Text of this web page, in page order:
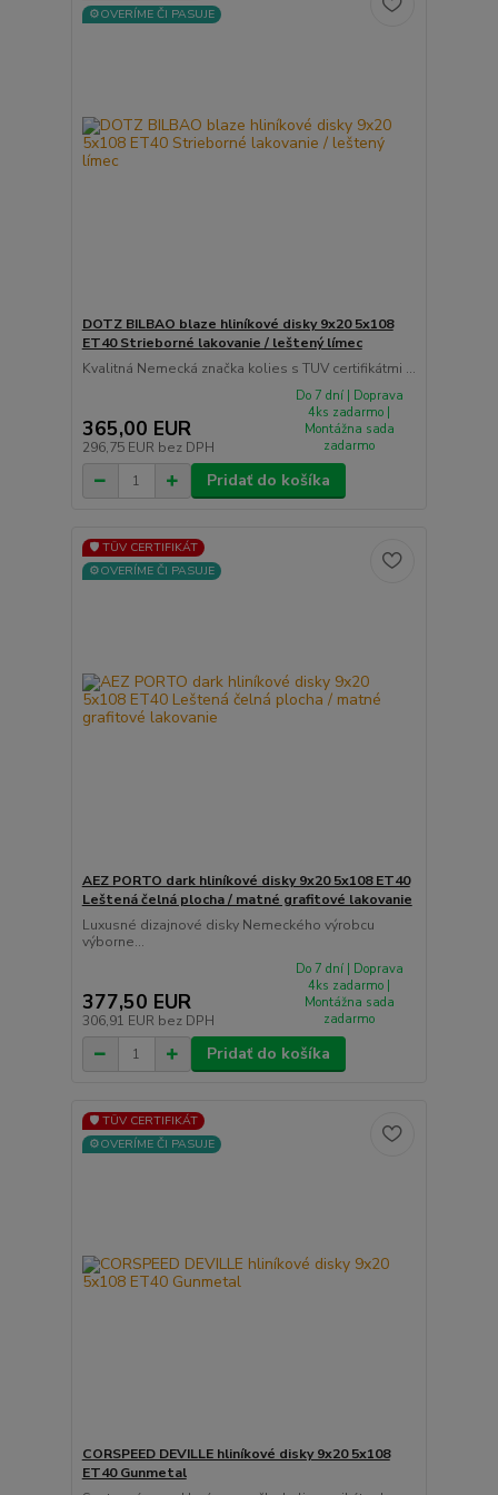
⚙️OVERÍME ČI PASUJE
DOTZ BILBAO blaze hliníkové disky 9x20 5x108
ET40 Strieborné lakovanie / leštený límec
Kvalitná Nemecká značka kolies s TUV certifikátmi ...
365,00 EUR
296,75 EUR bez DPH
Do 7 dní | Doprava
4ks zadarmo |
Montážna sada
zadarmo
Pridať do košíka
🛡️ TÜV CERTIFIKÁT
⚙️OVERÍME ČI PASUJE
AEZ PORTO dark hliníkové disky 9x20 5x108 ET40
Leštená čelná plocha / matné grafitové lakovanie
Luxusné dizajnové disky Nemeckého výrobcu
výborne...
377,50 EUR
306,91 EUR bez DPH
Do 7 dní | Doprava
4ks zadarmo |
Montážna sada
zadarmo
Pridať do košíka
🛡️ TÜV CERTIFIKÁT
⚙️OVERÍME ČI PASUJE
CORSPEED DEVILLE hliníkové disky 9x20 5x108
ET40 Gunmetal